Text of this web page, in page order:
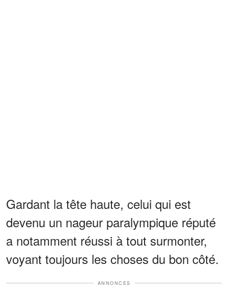
Gardant la tête haute, celui qui est
devenu un nageur paralympique réputé
a notamment réussi à tout surmonter,
voyant toujours les choses du bon côté.
ANNONCES